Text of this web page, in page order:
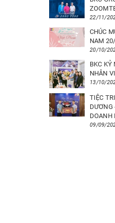
22/11/
CHÚC
NAM
20/10/
BKC KỶ
NHÂN
13/10/
TIỆC
DƯƠNG
DOANH
09/09/